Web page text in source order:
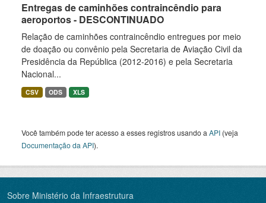
Entregas de caminhões contraincêndio para
aeroportos - DESCONTINUADO
Relação de caminhões contraincêndio entregues por meio
de doação ou convênio pela Secretaria de Aviação Civil da
Presidência da República (2012-2016) e pela Secretaria
Nacional...
CSV ODS XLS
Você também pode ter acesso a esses registros usando a API (veja
Documentação da API).
Sobre Ministério da Infraestrutura